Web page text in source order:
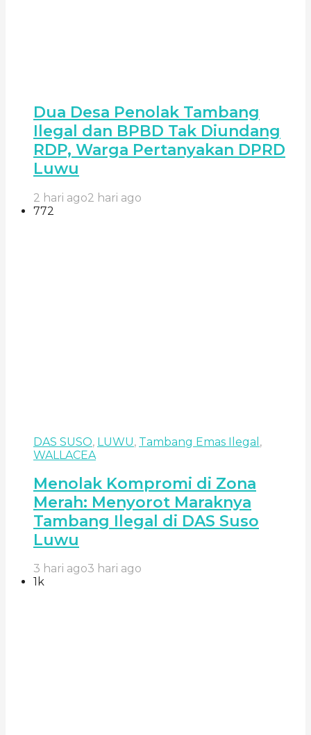
Dua Desa Penolak Tambang
Ilegal dan BPBD Tak Diundang
RDP, Warga Pertanyakan DPRD
Luwu
2 hari ago2 hari ago
772
DAS SUSO, LUWU, Tambang Emas Ilegal ,
WALLACEA
Menolak Kompromi di Zona
Merah: Menyorot Maraknya
Tambang Ilegal di DAS Suso
Luwu
3 hari ago3 hari ago
1k